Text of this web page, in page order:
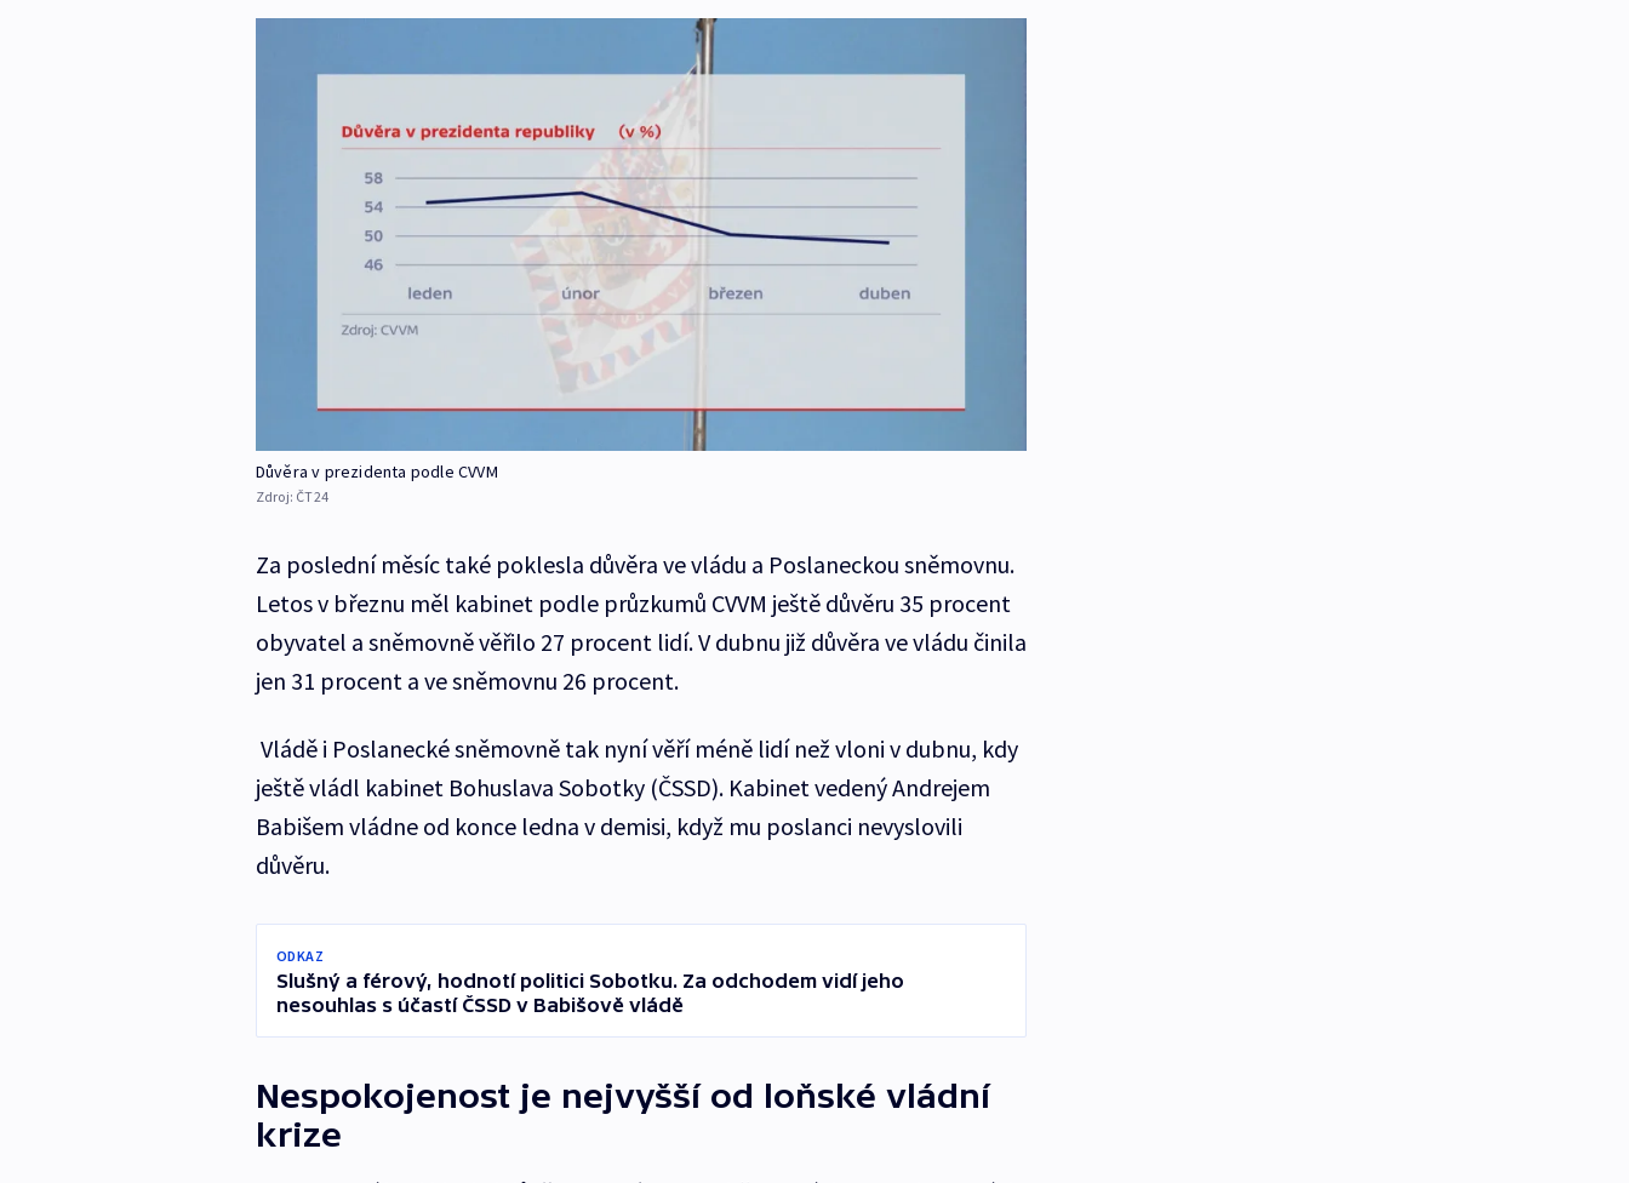
Důvěra v prezidenta podle CVVM
Zdroj: ČT24
Za poslední měsíc také poklesla důvěra ve vládu a Poslaneckou sněmovnu.
Letos v březnu měl kabinet podle průzkumů CVVM ještě důvěru 35 procent
obyvatel a sněmovně věřilo 27 procent lidí. V dubnu již důvěra ve vládu činila
jen 31 procent a ve sněmovnu 26 procent.
Vládě i Poslanecké sněmovně tak nyní věří méně lidí než vloni v dubnu, kdy
ještě vládl kabinet Bohuslava Sobotky (ČSSD). Kabinet vedený Andrejem
Babišem vládne od konce ledna v demisi, když mu poslanci nevyslovili
důvěru.
ODKAZ
Slušný a férový, hodnotí politici Sobotku. Za odchodem vidí jeho
nesouhlas s účastí ČSSD v Babišově vládě
Nespokojenost je nejvyšší od loňské vládní
krize